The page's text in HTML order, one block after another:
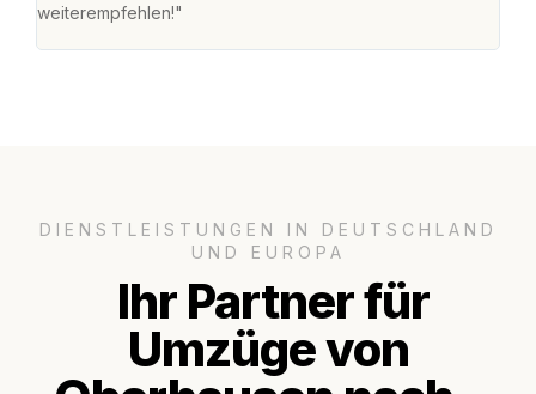
weiterempfehlen!"
DIENSTLEISTUNGEN IN DEUTSCHLAND
UND EUROPA
Ihr Partner für
Umzüge von